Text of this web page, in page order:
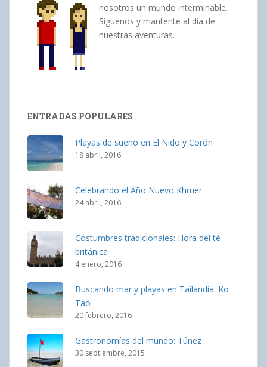
nosotros un mundo interminable.
Síguenos y mantente al día de
nuestras aventuras.
ENTRADAS POPULARES
Playas de sueño en El Nido y Corón
18 abril, 2016
Celebrando el Año Nuevo Khmer
24 abril, 2016
Costumbres tradicionales: Hora del té
británica
4 enero, 2016
Buscando mar y playas en Tailandia: Ko
Tao
20 febrero, 2016
Gastronomías del mundo: Túnez
30 septiembre, 2015